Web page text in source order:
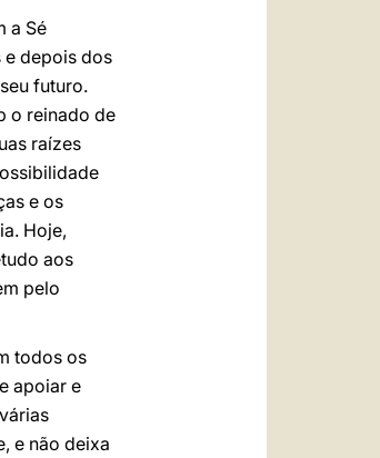
a Sé
e depois dos
futuro.
o reinado de
raízes
e os
Hoje,
aos
pelo
todos os
apoiar e
e não deixa